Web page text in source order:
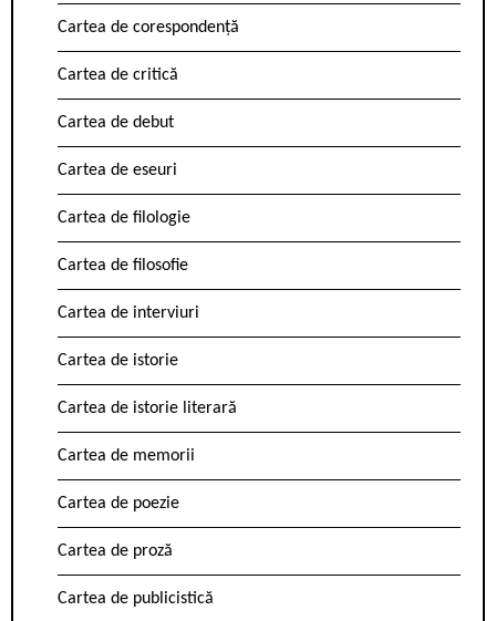
Cartea de corespondență
Cartea de critică
Cartea de debut
Cartea de eseuri
Cartea de filologie
Cartea de filosofie
Cartea de interviuri
Cartea de istorie
Cartea de istorie literară
Cartea de memorii
Cartea de poezie
Cartea de proză
Cartea de publicistică